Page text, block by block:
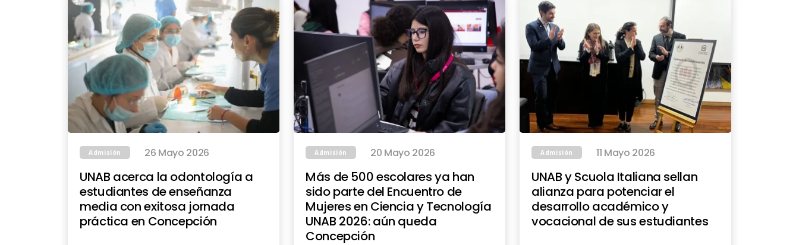
Admisión 26 Mayo 2026
UNAB acerca la odontología a
estudiantes de enseñanza
media con exitosa jornada
práctica en Concepción
Admisión 20 Mayo 2026
Más de 500 escolares ya han
sido parte del Encuentro de
Mujeres en Ciencia y Tecnología
UNAB 2026: aún queda
Concepción
Admisión 11 Mayo 2026
UNAB y Scuola Italiana sellan
alianza para potenciar el
desarrollo académico y
vocacional de sus estudiantes